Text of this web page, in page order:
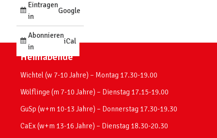
Eintragen
in
Google
Abonnieren
in
iCal
Heimabende
Wichtel (w 7-10 Jahre) – Montag 17.30-19.00
Wölflinge (m 7-10 Jahre) – Dienstag 17.15-19.00
GuSp (w+m 10-13 Jahre) – Donnerstag 17.30-19.30
CaEx (w+m 13-16 Jahre) – Dienstag 18.30-20.30